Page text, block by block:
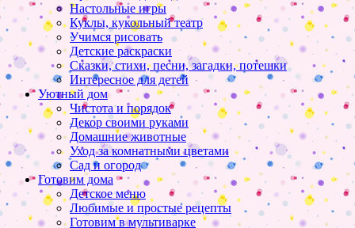
Настольные игры
Куклы, кукольный театр
Учимся рисовать
Детские раскраски
Сказки, стихи, песни, загадки, потешки
Интересное для детей
Уютный дом
Чистота и порядок
Декор своими руками
Домашние животные
Уход за комнатными цветами
Сад и огород
Готовим дома
Детское меню
Любимые и простые рецепты
Готовим в мультиварке